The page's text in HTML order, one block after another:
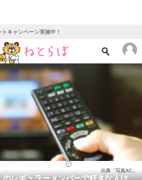
キャンペーン実施中！
ニュース
クイズ
地域
教育・育児
リサーチ
のレギュラーメンバーで好きな人は
出典「写真AC」